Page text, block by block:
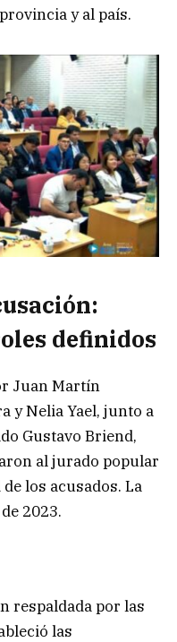
y al país.
definidos
Juan Martín
y Nelia Yael, junto a
Gustavo Briend,
al jurado popular
los acusados. La
2023.
respaldada por las
las